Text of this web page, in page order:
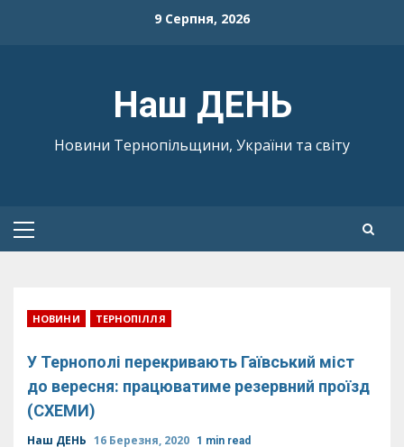
9 Серпня, 2026
Наш ДЕНЬ
Новини Тернопільщини, України та світу
Primary
НОВИНИ ТЕРНОПІЛЛЯ
У Тернополі перекривають Гаївський міст
до вересня: працюватиме резервний проїзд
(СХЕМИ)
Наш ДЕНЬ 16 Березня, 2020 1 min read